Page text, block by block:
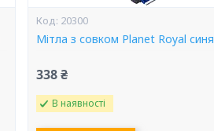
20300
Мітла з совком Planet Royal синя
338 ₴
В наявності